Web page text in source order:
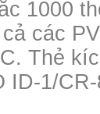
1000
các
Thẻ
ID-1/